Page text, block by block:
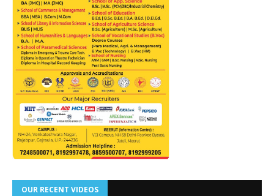
OUR RECENT VIDEOS